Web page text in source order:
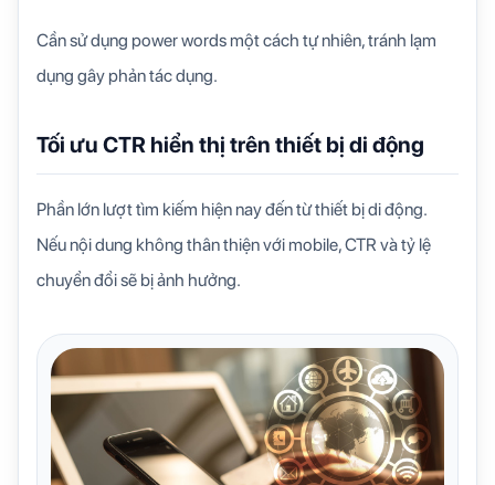
Cần sử dụng power words một cách tự nhiên, tránh lạm
dụng gây phản tác dụng.
Tối ưu CTR hiển thị trên thiết bị di động
Phần lớn lượt tìm kiếm hiện nay đến từ thiết bị di động.
Nếu nội dung không thân thiện với mobile, CTR và tỷ lệ
chuyển đổi sẽ bị ảnh hưởng.